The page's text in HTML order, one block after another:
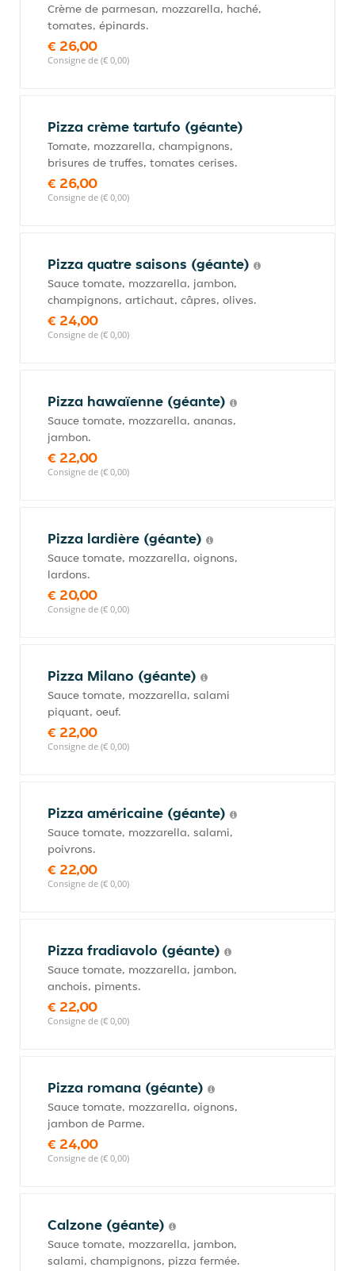
Crème de parmesan, mozzarella, haché,
tomates, épinards.
€ 26,00
Consigne de (€ 0,00)
Pizza crème tartufo (géante)
Tomate, mozzarella, champignons,
brisures de truffes, tomates cerises.
€ 26,00
Consigne de (€ 0,00)
Pizza quatre saisons (géante)
Sauce tomate, mozzarella, jambon,
champignons, artichaut, câpres, olives.
€ 24,00
Consigne de (€ 0,00)
Pizza hawaïenne (géante)
Sauce tomate, mozzarella, ananas,
jambon.
€ 22,00
Consigne de (€ 0,00)
Pizza lardière (géante)
Sauce tomate, mozzarella, oignons,
lardons.
€ 20,00
Consigne de (€ 0,00)
Pizza Milano (géante)
Sauce tomate, mozzarella, salami
piquant, oeuf.
€ 22,00
Consigne de (€ 0,00)
Pizza américaine (géante)
Sauce tomate, mozzarella, salami,
poivrons.
€ 22,00
Consigne de (€ 0,00)
Pizza fradiavolo (géante)
Sauce tomate, mozzarella, jambon,
anchois, piments.
€ 22,00
Consigne de (€ 0,00)
Pizza romana (géante)
Sauce tomate, mozzarella, oignons,
jambon de Parme.
€ 24,00
Consigne de (€ 0,00)
Calzone (géante)
Sauce tomate, mozzarella, jambon,
salami, champignons, pizza fermée.